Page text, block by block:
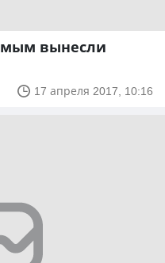
вынесли
17 апреля 2017, 10:16